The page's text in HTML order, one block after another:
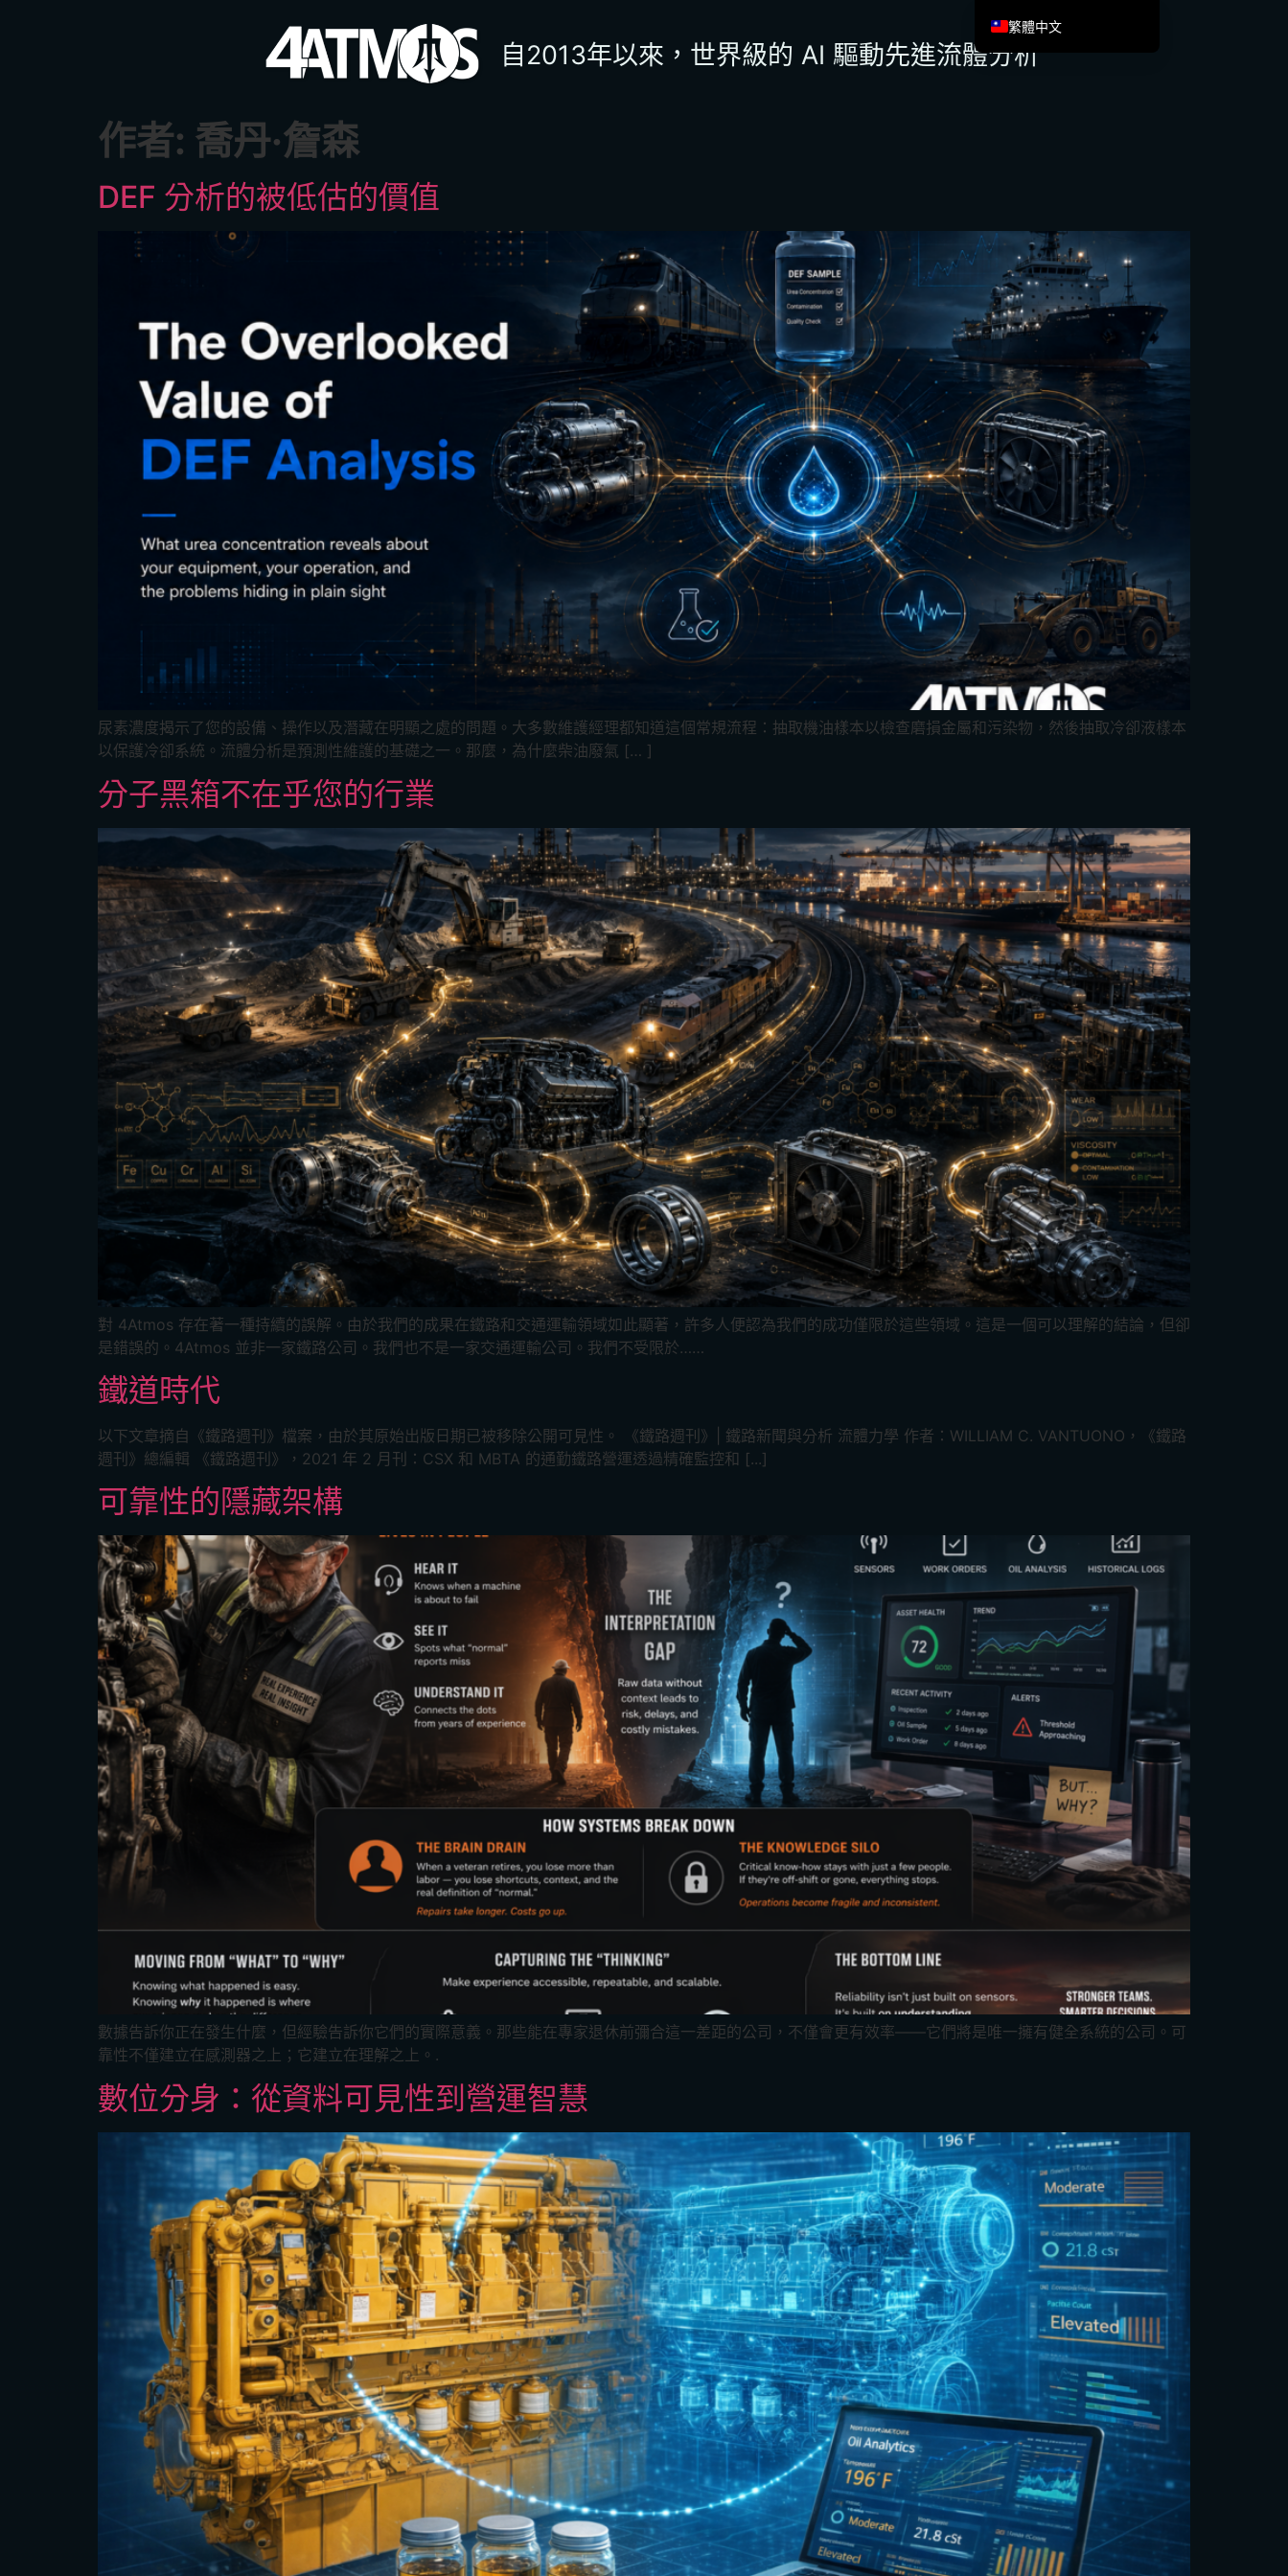
自2013年以來，世界級的 AI 驅動先進流體分析
作者: 喬丹·詹森
DEF 分析的被低估的價值
尿素濃度揭示了您的設備、操作以及潛藏在明顯之處的問題。大多數維護經理都知道這個常規流程：抽取機油樣本以檢查磨損金屬和污染物，然後抽取冷卻液樣本
以保護冷卻系統。流體分析是預測性維護的基礎之一。那麼，為什麼柴油廢氣 [… ]
分子黑箱不在乎您的行業
對 4Atmos 存在著一種持續的誤解。由於我們的成果在鐵路和交通運輸領域如此顯著，許多人便認為我們的成功僅限於這些領域。這是一個可以理解的結論，但卻
是錯誤的。4Atmos 並非一家鐵路公司。我們也不是一家交通運輸公司。我們不受限於……
鐵道時代
以下文章摘自《鐵路週刊》檔案，由於其原始出版日期已被移除公開可見性。 《鐵路週刊》| 鐵路新聞與分析 流體力學 作者：WILLIAM C. VANTUONO，《鐵路
週刊》總編輯 《鐵路週刊》，2021 年 2 月刊：CSX 和 MBTA 的通勤鐵路營運透過精確監控和 [...]
可靠性的隱藏架構
數據告訴你正在發生什麼，但經驗告訴你它們的實際意義。那些能在專家退休前彌合這一差距的公司，不僅會更有效率——它們將是唯一擁有健全系統的公司。可
靠性不僅建立在感測器之上；它建立在理解之上。.
數位分身：從資料可見性到營運智慧
繁體中文
English
Afrikaans
简体中文
हिन्दी
Français du Canada
Irish
Ελληνικά
Bahasa Indonesia
Bahasa Melayu
Sicilian
日本語